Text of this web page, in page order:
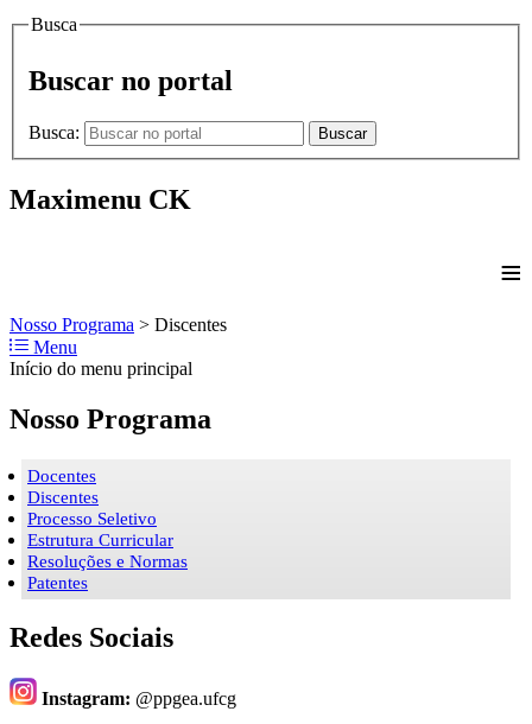
Busca
Buscar no portal
Busca: Buscar
Maximenu CK
≡
Nosso Programa > Discentes
Menu
Início do menu principal
Nosso Programa
Docentes
Discentes
Processo Seletivo
Estrutura Curricular
Resoluções e Normas
Patentes
Redes Sociais
Instagram: @ppgea.ufcg